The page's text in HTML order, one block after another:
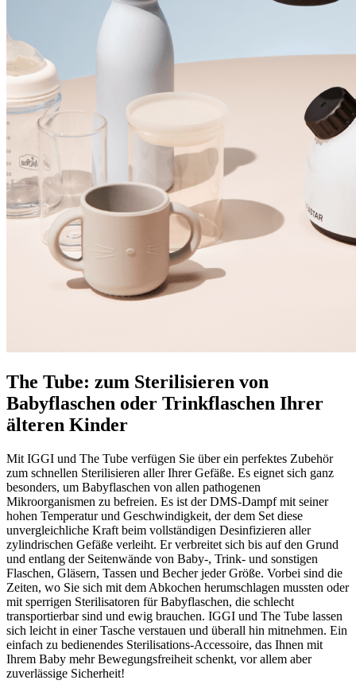
The Tube: zum Sterilisieren von
Babyflaschen oder Trinkflaschen Ihrer
älteren Kinder
Mit IGGI und The Tube verfügen Sie über ein perfektes Zubehör
zum schnellen Sterilisieren aller Ihrer Gefäße. Es eignet sich ganz
besonders, um Babyflaschen von allen pathogenen
Mikroorganismen zu befreien. Es ist der DMS-Dampf mit seiner
hohen Temperatur und Geschwindigkeit, der dem Set diese
unvergleichliche Kraft beim vollständigen Desinfizieren aller
zylindrischen Gefäße verleiht. Er verbreitet sich bis auf den Grund
und entlang der Seitenwände von Baby-, Trink- und sonstigen
Flaschen, Gläsern, Tassen und Becher jeder Größe. Vorbei sind die
Zeiten, wo Sie sich mit dem Abkochen herumschlagen mussten oder
mit sperrigen Sterilisatoren für Babyflaschen, die schlecht
transportierbar sind und ewig brauchen. IGGI und The Tube lassen
sich leicht in einer Tasche verstauen und überall hin mitnehmen. Ein
einfach zu bedienendes Sterilisations-Accessoire, das Ihnen mit
Ihrem Baby mehr Bewegungsfreiheit schenkt, vor allem aber
zuverlässige Sicherheit!